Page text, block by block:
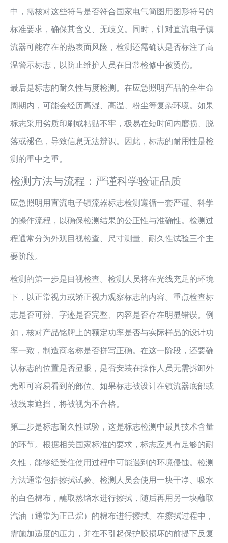
中，需核对这些符号是否符合国家电气简图用图形符号的
标准要求，确保其含义、无歧义。同时，针对直流电子镇
流器可能存在的热表面风险，检测还需确认是否标注了高
温警示标志，以防止维护人员在日常检修中被烫伤。
最后是标志的耐久性与度检测。在应急照明产品的全生命
周期内，可能会经历高湿、高温、粉尘等复杂环境。如果
标志采用劣质印刷或粘贴不牢，极易在短时间内磨损、脱
落或褪色，导致信息无法辨识。因此，标志的耐用性是检
测的重中之重。
检测方法与流程：严谨科学验证品质
应急照明用直流电子镇流器标志检测遵循一套严谨、科学
的操作流程，以确保检测结果的公正性与准确性。检测过
程通常分为外观目视检查、尺寸测量、耐久性试验三个主
要阶段。
检测的第一步是目视检查。检测人员将在光线充足的环境
下，以正常视力或矫正视力观察标志的内容。重点检查标
志是否可辨、字迹是否完整、内容是否存在明显错误。例
如，核对产品铭牌上的额定功率是否与实际样品的设计功
率一致，制造商名称是否拼写正确。在这一阶段，还要确
认标志的位置是否显眼，是否安装在操作人员无需拆卸外
壳即可容易看到的部位。如果标志被设计在镇流器底部或
被线束遮挡，将被视为不合格。
第二步是标志耐久性试验，这是标志检测中最具技术含量
的环节。根据相关国家标准的要求，标志应具有足够的耐
久性，能够经受住使用过程中可能遇到的环境侵蚀。检测
方法通常包括擦拭试验。检测人员会使用一块干净、吸水
的白色棉布，蘸取蒸馏水进行擦拭，随后再用另一块蘸取
汽油（通常为正己烷）的棉布进行擦拭。在擦拭过程中，
需施加适度的压力，并在不引起保护膜损坏的前提下反复